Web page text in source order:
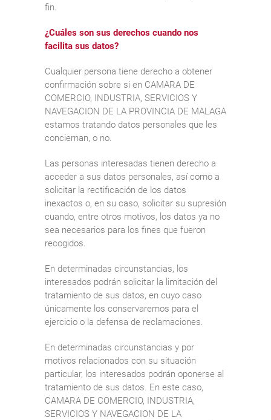
fin.
¿Cuáles son sus derechos cuando nos
facilita sus datos?
Cualquier persona tiene derecho a obtener
confirmación sobre si en CAMARA DE
COMERCIO, INDUSTRIA, SERVICIOS Y
NAVEGACION DE LA PROVINCIA DE MALAGA
estamos tratando datos personales que les
conciernan, o no.
Las personas interesadas tienen derecho a
acceder a sus datos personales, así como a
solicitar la rectificación de los datos
inexactos o, en su caso, solicitar su supresión
cuando, entre otros motivos, los datos ya no
sea necesarios para los fines que fueron
recogidos.
En determinadas circunstancias, los
interesados podrán solicitar la limitación del
tratamiento de sus datos, en cuyo caso
únicamente los conservaremos para el
ejercicio o la defensa de reclamaciones.
En determinadas circunstancias y por
motivos relacionados con su situación
particular, los interesados podrán oponerse al
tratamiento de sus datos. En este caso,
CAMARA DE COMERCIO, INDUSTRIA,
SERVICIOS Y NAVEGACION DE LA